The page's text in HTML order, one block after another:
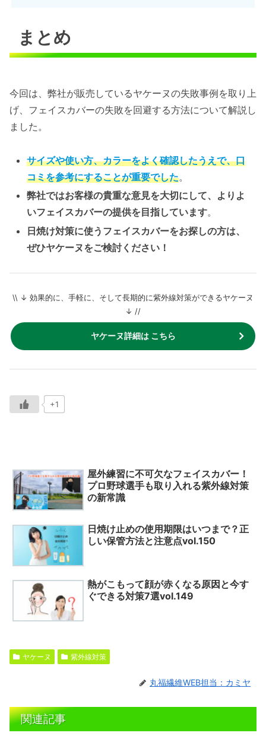
まとめ
今回は、弊社が販売しているヤケーヌの失敗事例を取り上
げ、フェイスカバーの失敗を回避する方法について解説し
ました。
サイズや使い方、カラーをよく確認したうえで、口
コミを参考にすることが重要でした。
弊社ではお客様の貴重な意見を大切にして、よりよ
いフェイスカバーの提供を目指しています。
日焼け対策に使うフェイスカバーをお探しの方は、
ぜひヤケーヌをご検討ください！
\\ ↓ 効果的に、手軽に、そして長期的に紫外線対策ができるヤケーヌ
↓ //
ヤケーヌ詳細は こちら
+1
屋外練習に不可欠なフェイスカバー！
プロ野球選手も取り入れる紫外線対策
の新常識
日焼け止めの使用期限はいつまで？正
しい保管方法と注意点vol.150
熱がこもって顔が赤くなる原因と今す
ぐできる対策7選vol.149
ヤケーヌ 紫外線対策
丸福繊維WEB担当：カミヤ
関連記事